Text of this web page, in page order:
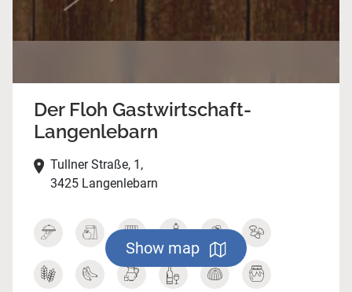
Der Floh Gastwirtschaft-
Langenlebarn
Tullner Straße, 1,
3425 Langenlebarn
Show map